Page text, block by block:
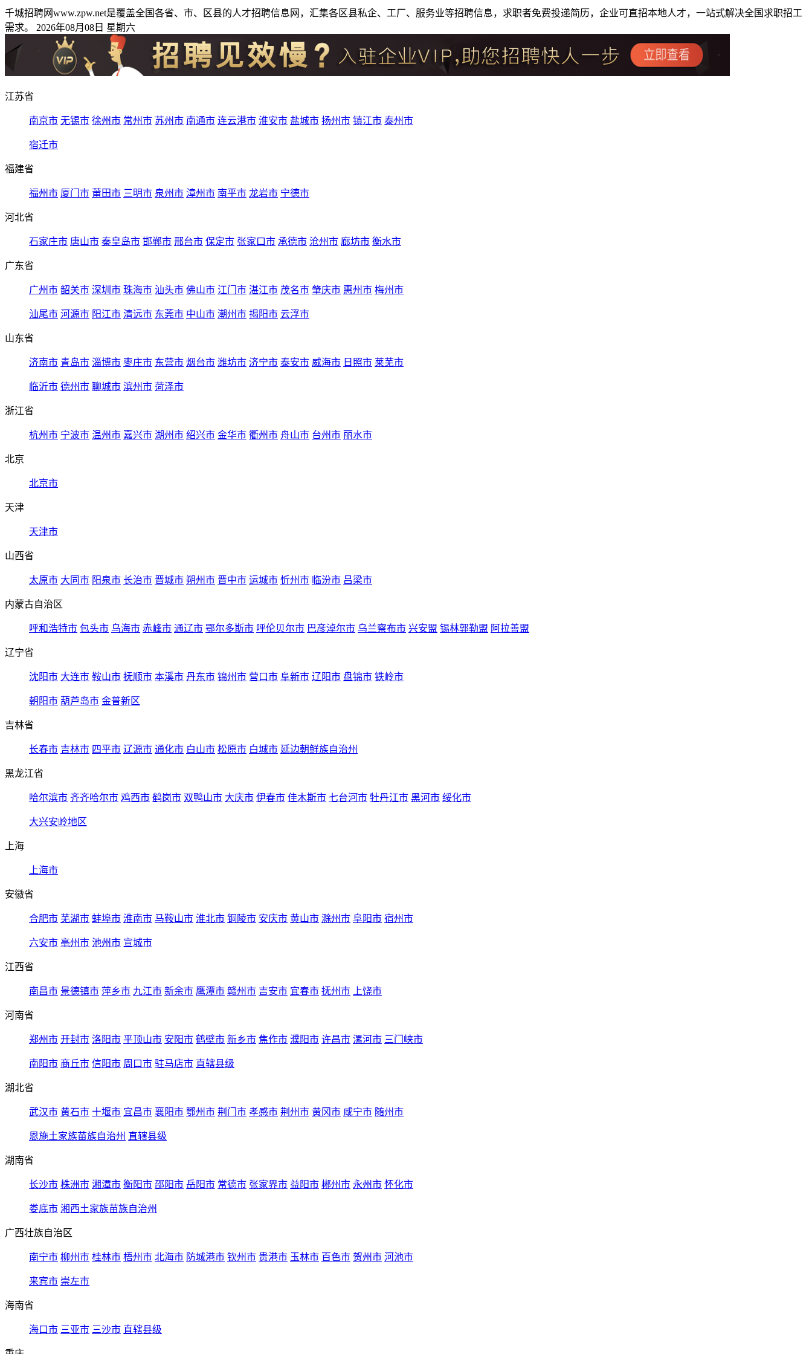
千城招聘网www.zpw.net是覆盖全国各省、市、区县的人才招聘信息网，汇集各区县私企、工厂、服务业等招聘信息，求职者免费投递简历，企业可直招本地人才，一站式解决全国求职招工
需求。 2026年08月08日 星期六
江苏省
南京市 无锡市 徐州市 常州市 苏州市 南通市 连云港市 淮安市 盐城市 扬州市 镇江市 泰州市
宿迁市
福建省
福州市 厦门市 莆田市 三明市 泉州市 漳州市 南平市 龙岩市 宁德市
河北省
石家庄市 唐山市 秦皇岛市 邯郸市 邢台市 保定市 张家口市 承德市 沧州市 廊坊市 衡水市
广东省
广州市 韶关市 深圳市 珠海市 汕头市 佛山市 江门市 湛江市 茂名市 肇庆市 惠州市 梅州市
汕尾市 河源市 阳江市 清远市 东莞市 中山市 潮州市 揭阳市 云浮市
山东省
济南市 青岛市 淄博市 枣庄市 东营市 烟台市 潍坊市 济宁市 泰安市 威海市 日照市 莱芜市
临沂市 德州市 聊城市 滨州市 菏泽市
浙江省
杭州市 宁波市 温州市 嘉兴市 湖州市 绍兴市 金华市 衢州市 舟山市 台州市 丽水市
北京
北京市
天津
天津市
山西省
太原市 大同市 阳泉市 长治市 晋城市 朔州市 晋中市 运城市 忻州市 临汾市 吕梁市
内蒙古自治区
呼和浩特市 包头市 乌海市 赤峰市 通辽市 鄂尔多斯市 呼伦贝尔市 巴彦淖尔市 乌兰察布市 兴安盟 锡林郭勒盟 阿拉善盟
辽宁省
沈阳市 大连市 鞍山市 抚顺市 本溪市 丹东市 锦州市 营口市 阜新市 辽阳市 盘锦市 铁岭市
朝阳市 葫芦岛市 金普新区
吉林省
长春市 吉林市 四平市 辽源市 通化市 白山市 松原市 白城市 延边朝鲜族自治州
黑龙江省
哈尔滨市 齐齐哈尔市 鸡西市 鹤岗市 双鸭山市 大庆市 伊春市 佳木斯市 七台河市 牡丹江市 黑河市 绥化市
大兴安岭地区
上海
上海市
安徽省
合肥市 芜湖市 蚌埠市 淮南市 马鞍山市 淮北市 铜陵市 安庆市 黄山市 滁州市 阜阳市 宿州市
六安市 亳州市 池州市 宣城市
江西省
南昌市 景德镇市 萍乡市 九江市 新余市 鹰潭市 赣州市 吉安市 宜春市 抚州市 上饶市
河南省
郑州市 开封市 洛阳市 平顶山市 安阳市 鹤壁市 新乡市 焦作市 濮阳市 许昌市 漯河市 三门峡市
南阳市 商丘市 信阳市 周口市 驻马店市 直辖县级
湖北省
武汉市 黄石市 十堰市 宜昌市 襄阳市 鄂州市 荆门市 孝感市 荆州市 黄冈市 咸宁市 随州市
恩施土家族苗族自治州 直辖县级
湖南省
长沙市 株洲市 湘潭市 衡阳市 邵阳市 岳阳市 常德市 张家界市 益阳市 郴州市 永州市 怀化市
娄底市 湘西土家族苗族自治州
广西壮族自治区
南宁市 柳州市 桂林市 梧州市 北海市 防城港市 钦州市 贵港市 玉林市 百色市 贺州市 河池市
来宾市 崇左市
海南省
海口市 三亚市 三沙市 直辖县级